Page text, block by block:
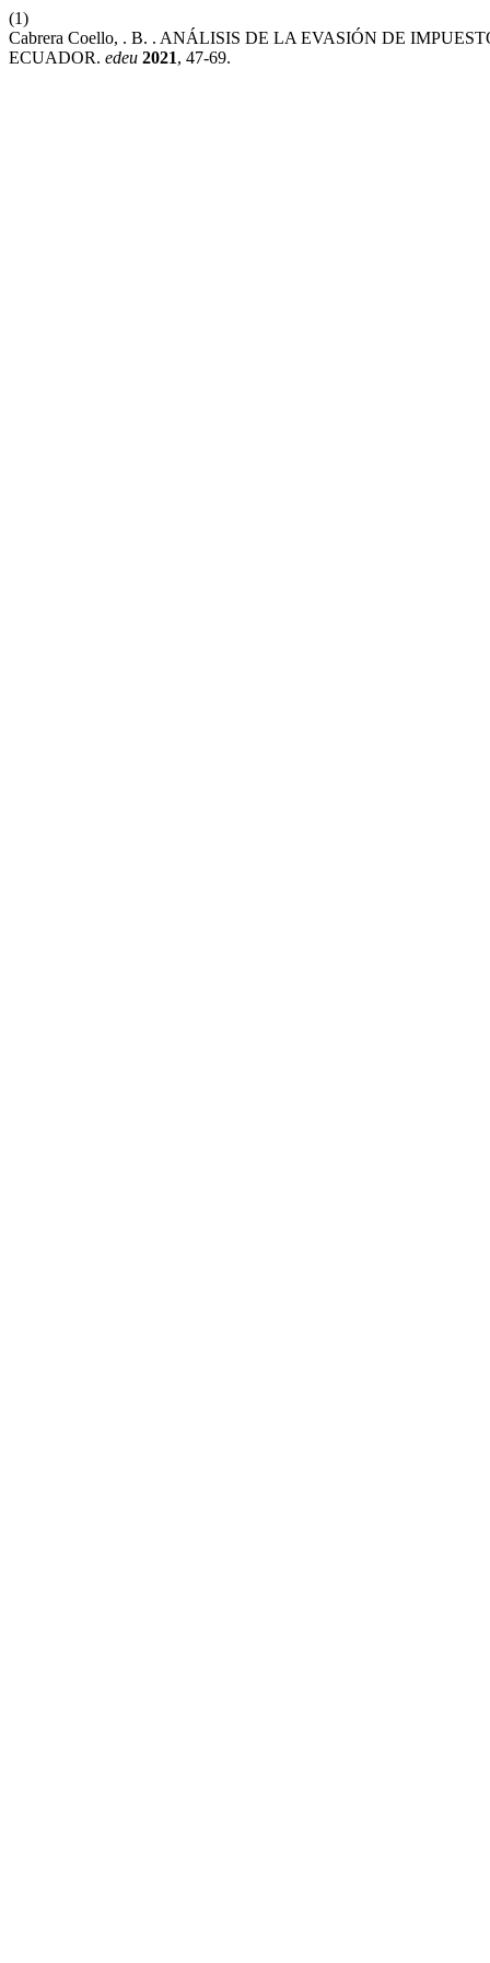
(1)
Cabrera Coello, . B. . ANÁLISIS DE LA EVASIÓN DE
ECUADOR. edeu 2021, 47-69.